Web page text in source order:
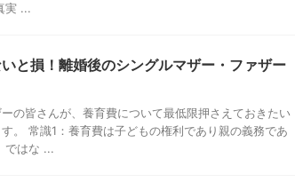
実 ...
と損！離婚後のシングルマザー・ファザー
の皆さんが、養育費について最低限押さえておきたい
。 常識1：養育費は子どもの権利であり親の義務であ
ではな ...